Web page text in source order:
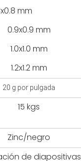
0.9x0.9 mm
1.0x1.0 mm
1.2x1.2 mm
20 g por pulgada
15 kgs
Zinc/negro
de diapositivas